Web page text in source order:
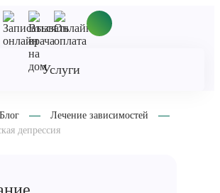
Услуги
Блог
Лечение зависимостей
депрессия